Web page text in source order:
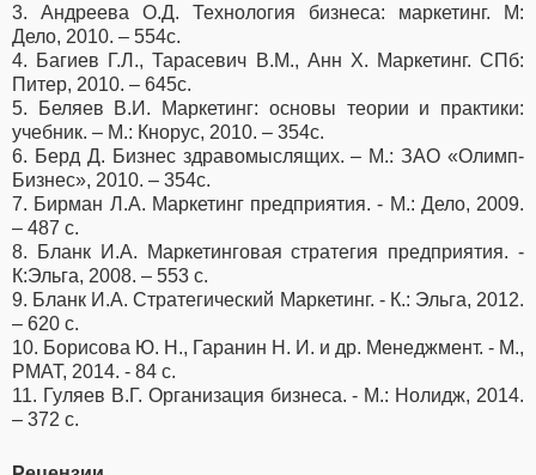
3. Андреева О.Д. Технология бизнеса: маркетинг. М:
Дело, 2010. – 554с.
4. Багиев Г.Л., Тарасевич В.М., Анн Х. Маркетинг. СПб:
Питер, 2010. – 645с.
5. Беляев В.И. Маркетинг: основы теории и практики:
учебник. – М.: Кнорус, 2010. – 354с.
6. Берд Д. Бизнес здравомыслящих. – М.: ЗАО «Олимп-
Бизнес», 2010. – 354с.
7. Бирман Л.А. Маркетинг предприятия. - М.: Дело, 2009.
– 487 с.
8. Бланк И.А. Маркетинговая стратегия предприятия. -
К:Эльга, 2008. – 553 с.
9. Бланк И.А. Стратегический Маркетинг. - К.: Эльга, 2012.
– 620 с.
10. Борисова Ю. Н., Гаранин Н. И. и др. Менеджмент. - М.,
РМАТ, 2014. - 84 с.
11. Гуляев В.Г. Организация бизнеса. - М.: Нолидж, 2014.
– 372 с.